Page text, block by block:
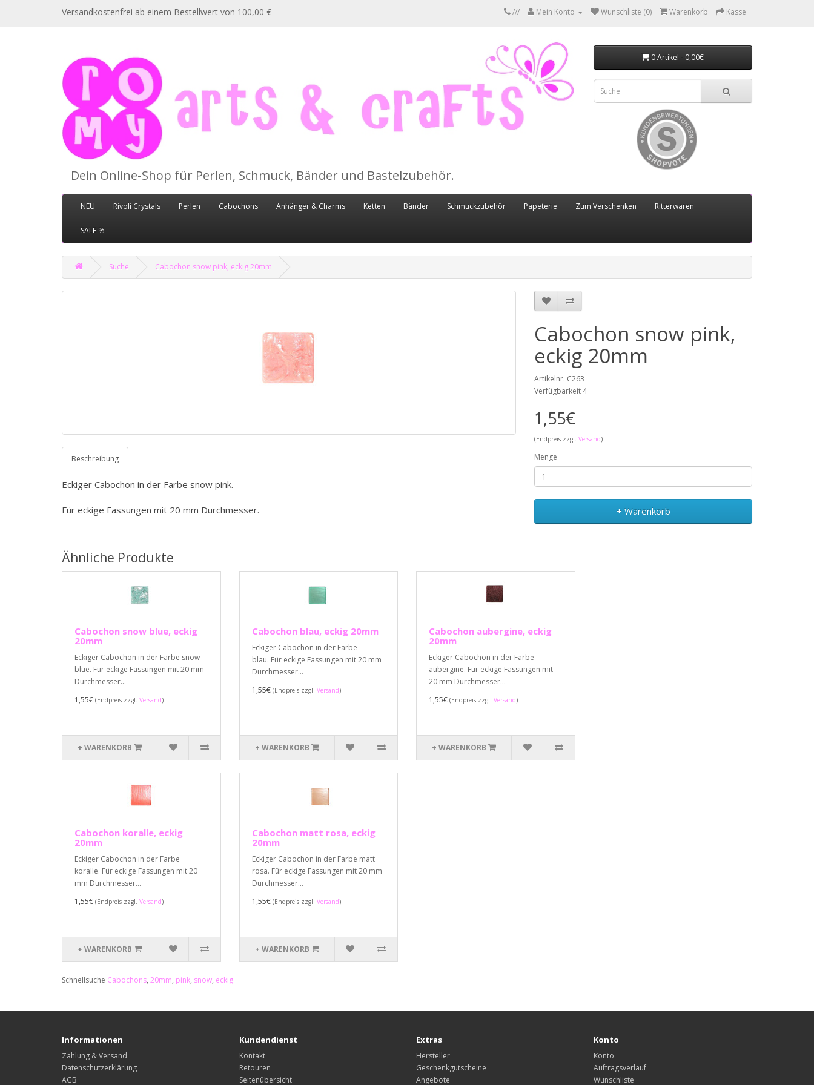
Versandkostenfrei ab einem Bestellwert von 100,00 € /// Mein Konto Wunschliste (0) Warenkorb Kasse
0 Artikel - 0,00€
Dein Online-Shop für Perlen, Schmuck, Bänder und Bastelzubehör.
NEU Rivoli Crystals Perlen Cabochons Anhänger & Charms Ketten Bänder Schmuckzubehör Papeterie Zum Verschenken Ritterwaren
SALE %
Suche Cabochon snow pink, eckig 20mm
Beschreibung
Eckiger Cabochon in der Farbe snow pink.
Für eckige Fassungen mit 20 mm Durchmesser.
Cabochon snow pink,
eckig 20mm
Artikelnr. C263
Verfügbarkeit 4
1,55€
(Endpreis zzgl. Versand)
Menge
+ Warenkorb
Ähnliche Produkte
Cabochon snow blue, eckig
20mm
Eckiger Cabochon in der Farbe snow
blue. Für eckige Fassungen mit 20 mm
Durchmesser...
1,55€ (Endpreis zzgl. Versand)
+ WARENKORB
Cabochon blau, eckig 20mm
Eckiger Cabochon in der Farbe
blau. Für eckige Fassungen mit 20 mm
Durchmesser...
1,55€ (Endpreis zzgl. Versand)
+ WARENKORB
Cabochon aubergine, eckig
20mm
Eckiger Cabochon in der Farbe
aubergine. Für eckige Fassungen mit
20 mm Durchmesser...
1,55€ (Endpreis zzgl. Versand)
+ WARENKORB
Cabochon koralle, eckig
20mm
Eckiger Cabochon in der Farbe
koralle. Für eckige Fassungen mit 20
mm Durchmesser...
1,55€ (Endpreis zzgl. Versand)
+ WARENKORB
Cabochon matt rosa, eckig
20mm
Eckiger Cabochon in der Farbe matt
rosa. Für eckige Fassungen mit 20 mm
Durchmesser...
1,55€ (Endpreis zzgl. Versand)
+ WARENKORB
Schnellsuche Cabochons, 20mm, pink, snow, eckig
Informationen
Zahlung & Versand
Datenschutzerklärung
AGB
Kundendienst
Kontakt
Retouren
Seitenübersicht
Extras
Hersteller
Geschenkgutscheine
Angebote
Konto
Konto
Auftragsverlauf
Wunschliste